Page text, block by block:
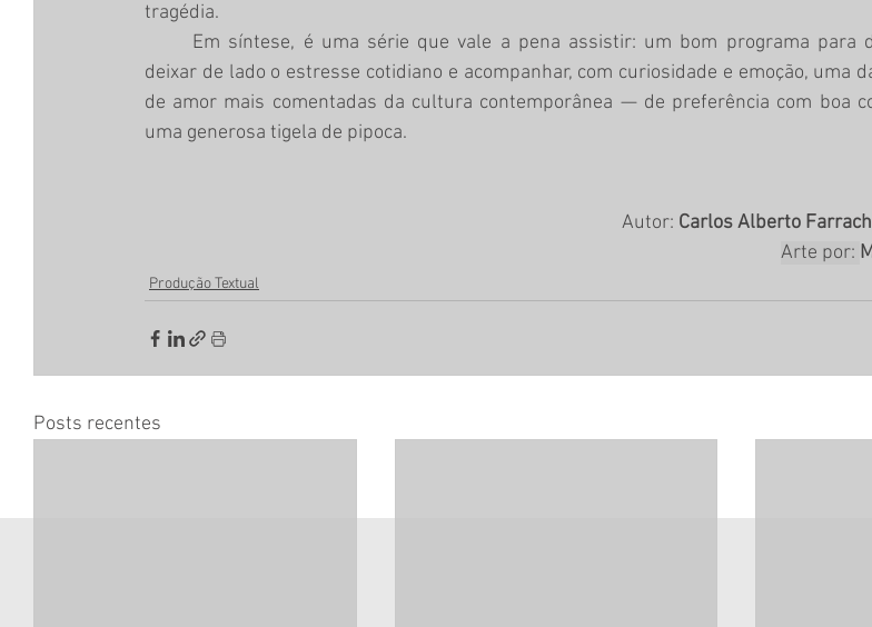
tragédia.
deixar de lado o estresse cotidiano e acompanhar, com curiosidade e emoção, uma
de amor mais comentadas da cultura contemporânea — de preferência com boa
uma generosa tigela de pipoca.
Autor: Carlos Alberto
Arte por:
Produção Textual
Posts recentes